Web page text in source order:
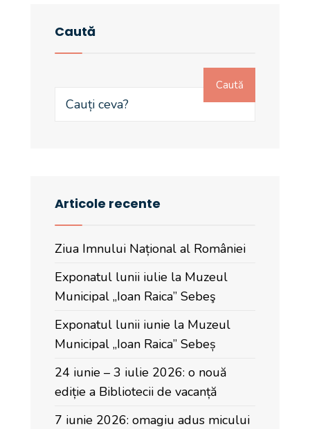
Caută
Caută
Articole recente
Ziua Imnului Național al României
Exponatul lunii iulie la Muzeul
Municipal „Ioan Raica” Sebeş
Exponatul lunii iunie la Muzeul
Municipal „Ioan Raica” Sebeș
24 iunie – 3 iulie 2026: o nouă
ediție a Bibliotecii de vacanță
7 iunie 2026: omagiu adus micului